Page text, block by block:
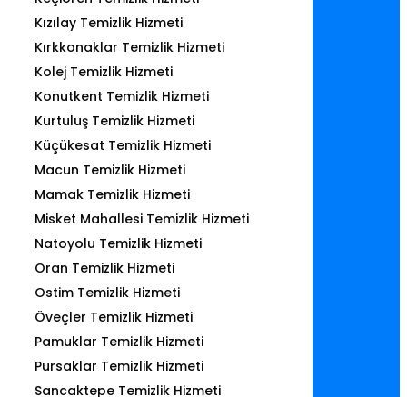
Kızılay Temizlik Hizmeti
Kırkkonaklar Temizlik Hizmeti
Kolej Temizlik Hizmeti
Konutkent Temizlik Hizmeti
Kurtuluş Temizlik Hizmeti
Küçükesat Temizlik Hizmeti
Macun Temizlik Hizmeti
Mamak Temizlik Hizmeti
Misket Mahallesi Temizlik Hizmeti
Natoyolu Temizlik Hizmeti
Oran Temizlik Hizmeti
Ostim Temizlik Hizmeti
Öveçler Temizlik Hizmeti
Pamuklar Temizlik Hizmeti
Pursaklar Temizlik Hizmeti
Sancaktepe Temizlik Hizmeti